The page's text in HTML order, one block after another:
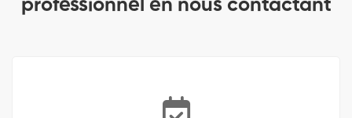
professionnel en nous contactant